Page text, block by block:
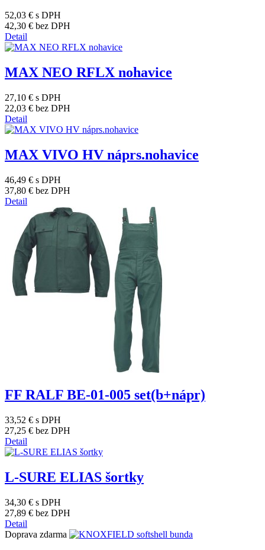
52,03 € s DPH
42,30 € bez DPH
Detail
MAX NEO RFLX nohavice
27,10 € s DPH
22,03 € bez DPH
Detail
MAX VIVO HV náprs.nohavice
46,49 € s DPH
37,80 € bez DPH
Detail
FF RALF BE-01-005 set(b+nápr)
33,52 € s DPH
27,25 € bez DPH
Detail
L-SURE ELIAS šortky
34,30 € s DPH
27,89 € bez DPH
Detail
Doprava zdarma